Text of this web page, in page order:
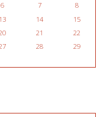
6 7
8
13 14
15
21
22
28
29